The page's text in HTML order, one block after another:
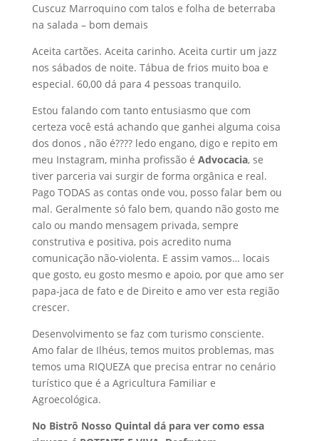
Cuscuz Marroquino com talos e folha de beterraba
na salada – bom demais
Aceita cartões. Aceita carinho. Aceita curtir um jazz
nos sábados de noite. Tábua de frios muito boa e
especial. 60,00 dá para 4 pessoas tranquilo.
Estou falando com tanto entusiasmo que com
certeza você está achando que ganhei alguma coisa
dos donos , não é???? ledo engano, digo e repito em
meu Instagram, minha profissão é Advocacia, se
tiver parceria vai surgir de forma orgânica e real.
Pago TODAS as contas onde vou, posso falar bem ou
mal. Geralmente só falo bem, quando não gosto me
calo ou mando mensagem privada, sempre
construtiva e positiva, pois acredito numa
comunicação não-violenta. E assim vamos… locais
que gosto, eu gosto mesmo e apoio, por que amo ser
papa-jaca de fato e de Direito e amo ver esta região
crescer.
Desenvolvimento se faz com turismo consciente.
Amo falar de Ilhéus, temos muitos problemas, mas
temos uma RIQUEZA que precisa entrar no cenário
turístico que é a Agricultura Familiar e
Agroecológica.
No Bistrô Nosso Quintal dá para ver como essa